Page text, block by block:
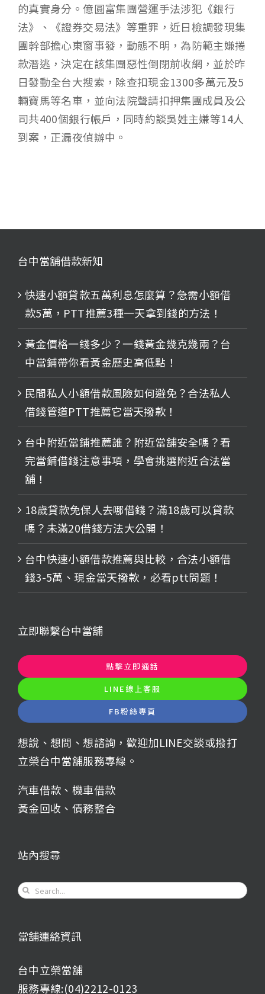
的真實身分。億圓富集團營運手法涉犯《銀行
法》、《證券交易法》等重罪，近日檢調發現集
團幹部擔心東窗事發，動態不明，為防範主嫌捲
款潛逃，決定在該集團惡性倒閉前收網，並於昨
日發動全台大搜索，除查扣現金1300多萬元及5
輛寶馬等名車，並向法院聲請扣押集團成員及公
司共400個銀行帳戶，同時約談吳姓主嫌等14人
到案，正漏夜偵辦中。
台中當舖借款新知
快速小額貸款五萬利息怎麼算？急需小額借
款5萬，PTT推薦3種一天拿到錢的方法！
黃金價格一錢多少？一錢黃金幾克幾兩？台
中當鋪帶你看黃金歷史高低點！
民間私人小額借款風險如何避免？合法私人
借錢管道PTT推薦它當天撥款！
台中附近當鋪推薦誰？附近當舖安全嗎？看
完當鋪借錢注意事項，學會挑選附近合法當
舖！
18歲貸款免保人去哪借錢？滿18歲可以貸款
嗎？未滿20借錢方法大公開！
台中快速小額借款推薦與比較，合法小額借
錢3-5萬、現金當天撥款，必看ptt問題！
立即聯繫台中當舖
點擊立即通話
LINE線上客服
FB粉絲專頁
想說、想問、想諮詢，歡迎加LINE交談或撥打
立榮台中當舖服務專線。
汽車借款 、 機車借款
黃金回收 、 債務整合
站內搜尋
Search
當舖連絡資訊
台中立榮當舖
服務專線:(04)2212-0123